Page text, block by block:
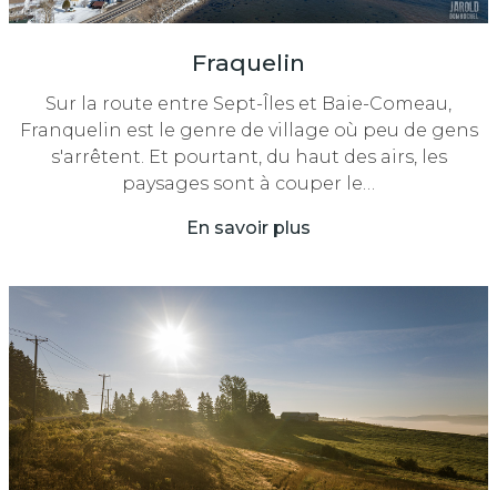
Fraquelin
Sur la route entre Sept-Îles et Baie-Comeau,
Franquelin est le genre de village où peu de gens
s'arrêtent. Et pourtant, du haut des airs, les
paysages sont à couper le…
En savoir plus